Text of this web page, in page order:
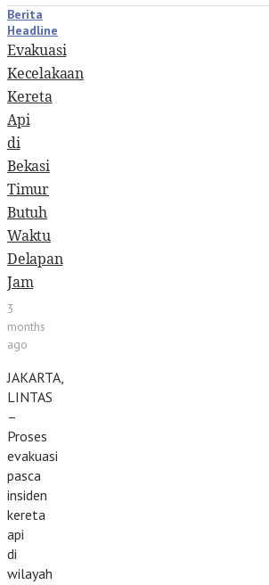
Berita
Headline
Evakuasi
Kecelakaan
Kereta
Api
di
Bekasi
Timur
Butuh
Waktu
Delapan
Jam
3
months
ago
JAKARTA,
LINTAS
–
Proses
evakuasi
pasca
insiden
kereta
api
di
wilayah